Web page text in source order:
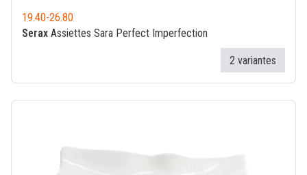
19.40-26.80
Serax Assiettes Sara Perfect Imperfection
2 variantes